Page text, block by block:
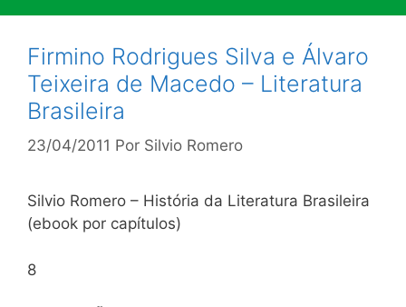
Firmino Rodrigues Silva e Álvaro
Teixeira de Macedo – Literatura
Brasileira
23/04/2011 Por Silvio Romero
Silvio Romero – História da Literatura Brasileira
(ebook por capítulos)
8